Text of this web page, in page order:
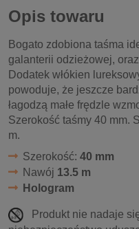
Opis towaru
Bogato zdobiona taśma
galanterii odzieżowej,
Dodatek włókien
powoduje, że jeszcze
łagodzą małe frędzle
Szerokość taśmy 40 mm.
m.
Szerokość: 40 mm
Nawój 13.5 m
Hologram
Produkt nie nadaje